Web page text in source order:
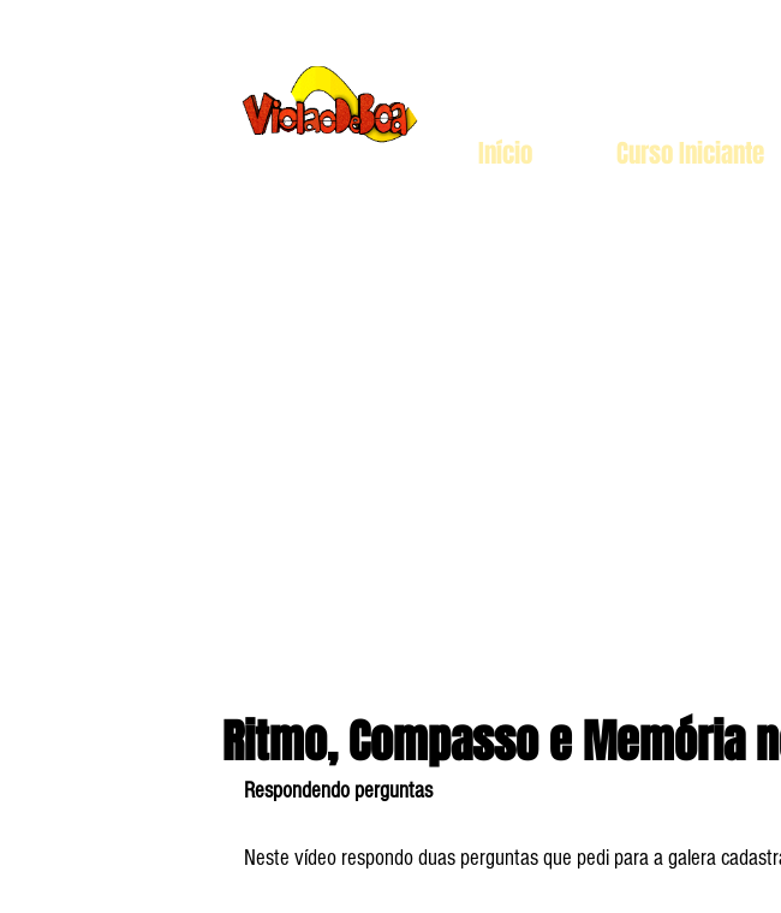
Início Curso Iniciante
Ritmo, Compasso e Memória
Respondendo perguntas
Neste vídeo respondo duas perguntas que pedi para a galera